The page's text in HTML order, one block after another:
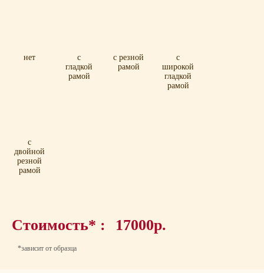
нет
с
гладкой
рамой
с резной
рамой
с
широкой
гладкой
рамой
с
двойной
резной
рамой
Стоимость* : 17000р.
*зависит от образца